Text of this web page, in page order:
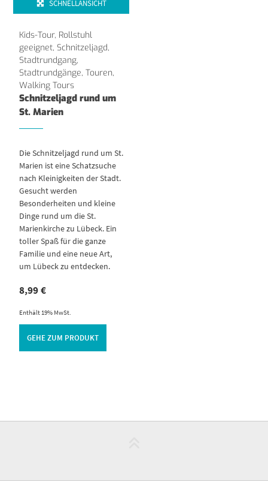
SCHNELLANSICHT
Kids-Tour, Rollstuhl
geeignet, Schnitzeljagd,
Stadtrundgang,
Stadtrundgänge, Touren,
Walking Tours
Schnitzeljagd rund um
St. Marien
8,99€
Enthält 19% MwSt.
Die Schnitzeljagd rund um St.
Marien ist eine Schatzsuche
nach Kleinigkeiten der Stadt.
Gesucht werden
Besonderheiten und kleine
Dinge rund um die St.
Marienkirche zu Lübeck. Ein
toller Spaß für die ganze
Familie und eine neue Art,
um Lübeck zu entdecken.
GEHE ZUM PRODUKT